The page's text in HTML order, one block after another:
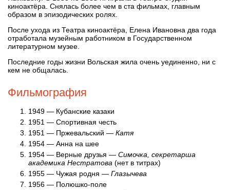
киноактёра. Снялась более чем в ста фильмах, главным
образом в эпизодических ролях.
После ухода из Театра киноактёра, Елена Ивановна два года
отработала музейным работником в Государственном
литературном музее.
Последние годы жизни Вольская жила очень уединенно, ни с
кем не общалась.
Фильмография
1949 — Кубанские казаки
1951 — Спортивная честь
1951 — Пржевальский — Катя
1954 — Анна на шее
1954 — Верные друзья — Симочка, секретарша
академика Нестратова (нет в титрах)
1955 — Чужая родня — Глазычева
1956 — Полюшко-поле